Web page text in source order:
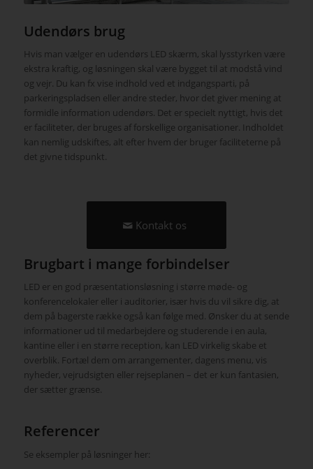
Udendørs brug
Hvis man vælger en udendørs LED skærm, skal lysstyrken være
ekstra kraftig, og løsningen skal være bygget til at modstå vind
og vejr. Du kan fx vise indhold ved et indgangsparti, på
parkeringspladsen eller andre steder, hvor det giver mening at
formidle information udendørs. Det er specielt nyttigt, hvis det
er faciliteter, der bruges af forskellige organisationer. Indholdet
kan nemlig udskiftes, alt efter hvem der bruger faciliteterne på
det givne tidspunkt.
Kontakt os
Brugbart i mange forbindelser
LED er en god præsentationsløsning i større møde- og
konferencelokaler eller i auditorier, især hvis du vil sikre dig, at
dem på bagerste række også kan følge med. Ønsker du at sende
informationer ud til medarbejdere og studerende i en aula,
kantine eller i en større reception, kan LED virkelig skabe et
overblik. Fortæl dem om arrangementer, dagens menu, vis
nyheder, vejrudsigten eller rejseplanen – det er kun fantasien,
der sætter grænse.
Referencer
Se eksempler på løsninger her: